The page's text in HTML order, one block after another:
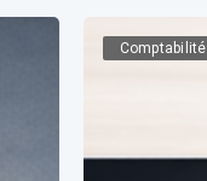
Comptabilité